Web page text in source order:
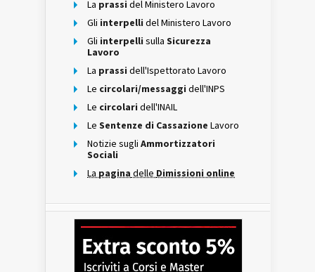
La prassi del Ministero Lavoro
Gli interpelli del Ministero Lavoro
Gli interpelli sulla Sicurezza
Lavoro
La prassi dell'Ispettorato Lavoro
Le circolari/messaggi dell'INPS
Le circolari dell'INAIL
Le Sentenze di Cassazione Lavoro
Notizie sugli Ammortizzatori
Sociali
La pagina delle Dimissioni online